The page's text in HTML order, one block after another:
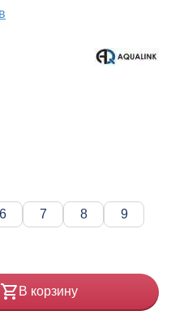
6 7 8
9
В корзину